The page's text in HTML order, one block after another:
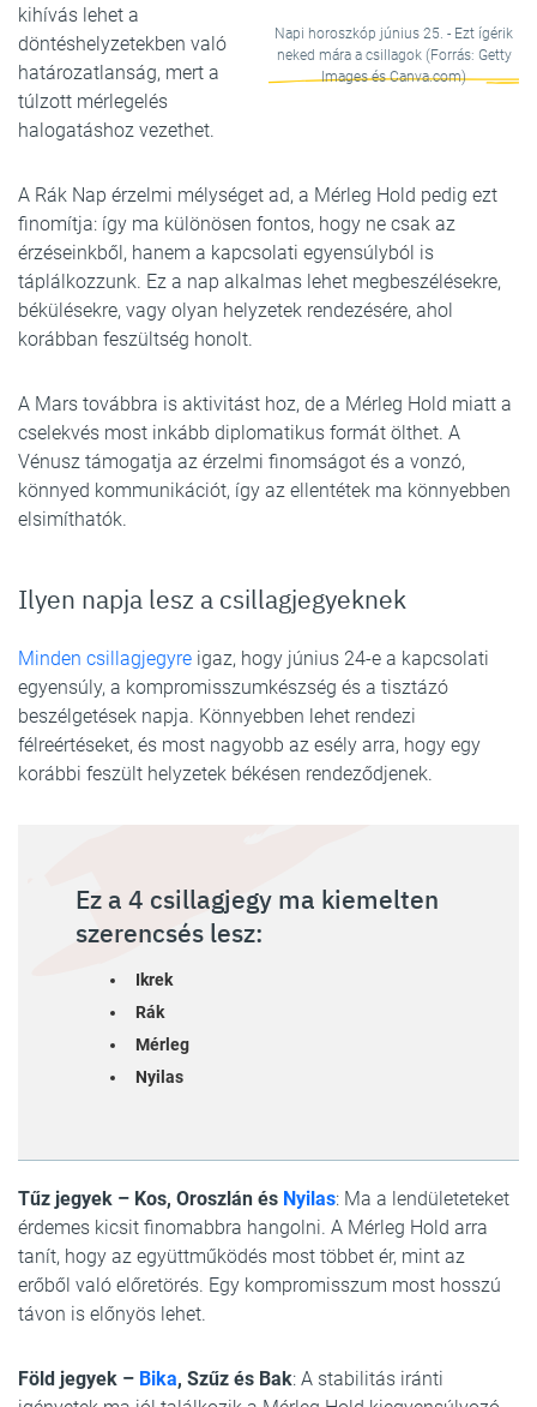
Napi horoszkóp június 25. - Ezt ígérik
neked mára a csillagok (Forrás: Getty
Images és Canva.com)
kihívás lehet a
döntéshelyzetekben való
határozatlanság, mert a
túlzott mérlegelés
halogatáshoz vezethet.
A Rák Nap érzelmi mélységet ad, a Mérleg Hold pedig ezt
finomítja: így ma különösen fontos, hogy ne csak az
érzéseinkből, hanem a kapcsolati egyensúlyból is
táplálkozzunk. Ez a nap alkalmas lehet megbeszélésekre,
békülésekre, vagy olyan helyzetek rendezésére, ahol
korábban feszültség honolt.
A Mars továbbra is aktivitást hoz, de a Mérleg Hold miatt a
cselekvés most inkább diplomatikus formát ölthet. A
Vénusz támogatja az érzelmi finomságot és a vonzó,
könnyed kommunikációt, így az ellentétek ma könnyebben
elsimíthatók.
Ilyen napja lesz a csillagjegyeknek
Minden csillagjegyre igaz, hogy június 24-e a kapcsolati
egyensúly, a kompromisszumkészség és a tisztázó
beszélgetések napja. Könnyebben lehet rendezi
félreértéseket, és most nagyobb az esély arra, hogy egy
korábbi feszült helyzetek békésen rendeződjenek.
Ez a 4 csillagjegy ma kiemelten
szerencsés lesz:
Ikrek
Rák
Mérleg
Nyilas
Tűz jegyek – Kos, Oroszlán és Nyilas: Ma a lendületeteket
érdemes kicsit finomabbra hangolni. A Mérleg Hold arra
tanít, hogy az együttműködés most többet ér, mint az
erőből való előretörés. Egy kompromisszum most hosszú
távon is előnyös lehet.
Föld jegyek – Bika, Szűz és Bak: A stabilitás iránti